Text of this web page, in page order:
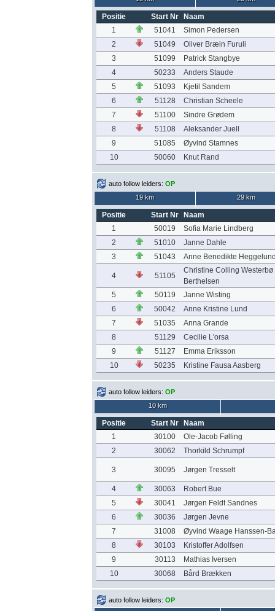
Positie Start Nr
Naam
1
51041
Simon Pedersen
2
51049
Oliver Bræin Furuli
3
51099
Patrick Stangbye
4
50233
Anders Staude
5
51093
Kjetil Sandem
6
51128
Christian Scheele
7
51100
Sindre Grødem
8
51108
Aleksander Juell
9
51085
Øyvind Stamnes
10
50060 Knut Rand
auto follow leiders: OP
19 km
29 km
Positie Start Nr
Naam
1
50019
Sofia Marie Lindberg
2
51010
Janne Dahle
3
51043 Anne Benedikte
4 51105
Christine Colling Westerbø
Berthelsen
5
50119
Janne Wisting
6
50042
Anne Kristine Lund
7
51035
Anna Grande
8
51129
Cecilie L'orsa
9
51127
Emma Eriksson
10
50235 Kristine Fausa Aasberg
auto follow leiders: OP
10 km
Positie Start Nr
Naam
1
30100
Ole-Jacob Følling
2
30062 Thorkild Schrumpf
3 30095 Jørgen Tresselt
4 30063
Robert Bue
5
30041
Jørgen Feldt Sandnes
6
30036
Jørgen Jevne
7
31008
Øyvind Waage Hanssen-
8
30103
Kristoffer Adolfsen
9
30113
Mathias Iversen
10
30068 Bård Brækken
auto follow leiders: OP